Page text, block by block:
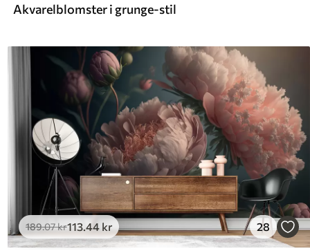
Akvarelblomster i grunge-stil
189.07kr113.44 kr 28